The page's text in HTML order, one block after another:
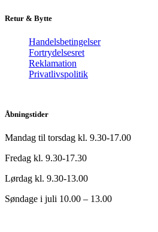
Retur & Bytte
Handelsbetingelser
Fortrydelsesret
Reklamation
Privatlivspolitik
Åbningstider
Mandag til torsdag kl. 9.30-17.00
Fredag kl. 9.30-17.30
Lørdag kl. 9.30-13.00
Søndage i juli 10.00 – 13.00